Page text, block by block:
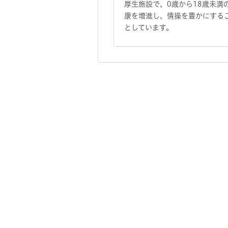
厚生施設で、0歳から18歳未満
康を増進し、情操を豊かにする
としています。